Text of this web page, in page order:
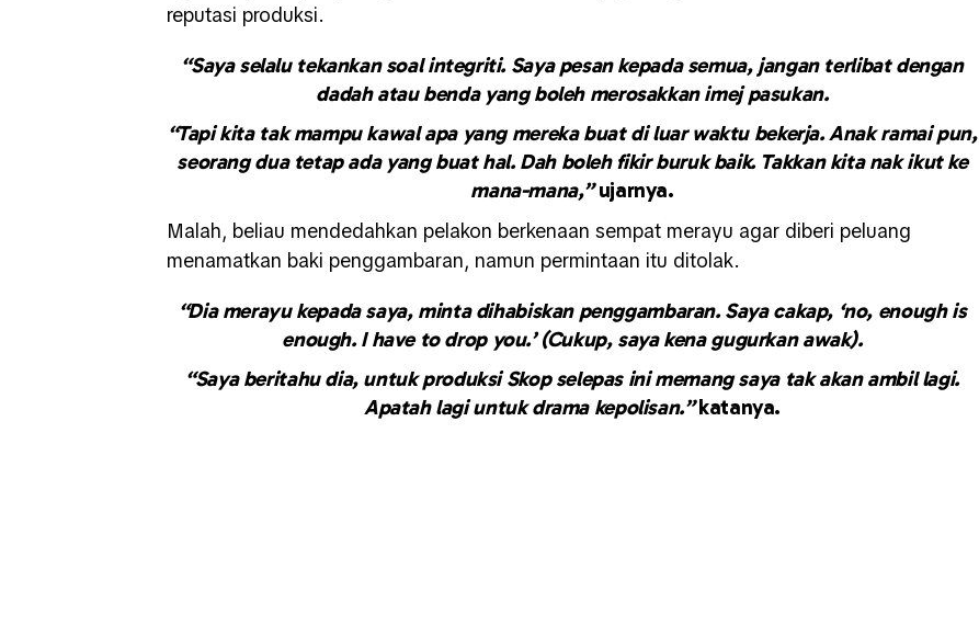
reputasi produksi.
“Saya selalu tekankan soal integriti. Saya pesan kepada semua, jangan terlibat dengan
dadah atau benda yang boleh merosakkan imej pasukan.
“Tapi kita tak mampu kawal apa yang mereka buat di luar waktu bekerja. Anak ramai pun,
seorang dua tetap ada yang buat hal. Dah boleh fikir buruk baik. Takkan kita nak ikut ke
mana-mana,”ujarnya.
Malah, beliau mendedahkan pelakon berkenaan sempat merayu agar diberi peluang
menamatkan baki penggambaran, namun permintaan itu ditolak.
“Dia merayu kepada saya, minta dihabiskan penggambaran. Saya cakap, ‘no, enough is
enough. I have to drop you.’ (Cukup, saya kena gugurkan awak).
“Saya beritahu dia, untuk produksi Skop selepas ini memang saya tak akan ambil lagi.
Apatah lagi untuk drama kepolisan.”katanya.